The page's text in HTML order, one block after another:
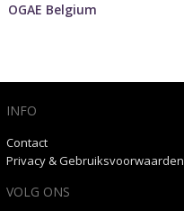
OGAE Belgium
INFO
Contact
Privacy & Gebruiksvoorwaarden
VOLG ONS